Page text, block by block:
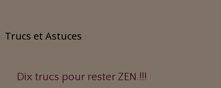
Trucs et Astuces
Dix trucs pour rester ZEN !!!